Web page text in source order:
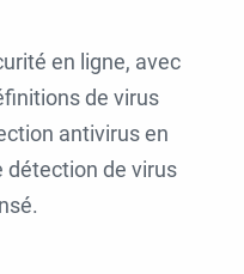
en ligne, avec
de virus
antivirus en
détection de virus